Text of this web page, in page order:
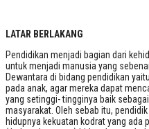
LATAR BERLAKANG
Pendidikan menjadi bagian dari
untuk menjadi manusia yang
Dewantara di bidang pendidikan
pada anak, agar mereka dapat
yang setinggi- tingginya baik
masyarakat. Oleh sebab itu,
hidupnya kekuatan kodrat yang ada